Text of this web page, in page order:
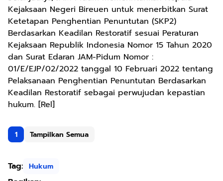
Kejaksaan Negeri Bireuen untuk menerbitkan Surat
Ketetapan Penghentian Penuntutan (SKP2)
Berdasarkan Keadilan Restoratif sesuai Peraturan
Kejaksaan Republik Indonesia Nomor 15 Tahun 2020
dan Surat Edaran JAM-Pidum Nomor :
01/E/EJP/02/2022 tanggal 10 Februari 2022 tentang
Pelaksanaan Penghentian Penuntutan Berdasarkan
Keadilan Restoratif sebagai perwujudan kepastian
hukum. [Rel]
1 Tampilkan Semua
Tag: Hukum